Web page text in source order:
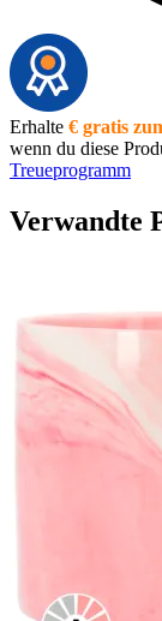
Erhalte € gratis
wenn du diese
Treueprogramm
Verwandte